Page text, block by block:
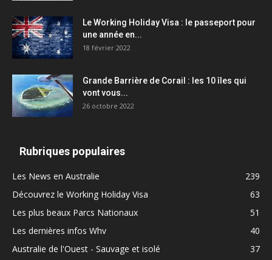
Le Working Holiday Visa : le passeport pour
une année en...
18 février 2022
Grande Barrière de Corail : les 10 îles qui
vont vous...
26 octobre 2022
Rubriques populaires
Les News en Australie
239
Découvrez le Working Holiday Visa
63
Les plus beaux Parcs Nationaux
51
Les dernières infos Whv
40
Australie de l'Ouest - Sauvage et isolé
37